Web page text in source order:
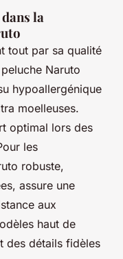
la
tout par sa qualité
Naruto
hypoallergénique
moelleuses.
optimal lors des
les
robuste,
assure une
aux
haut de
des détails fidèles